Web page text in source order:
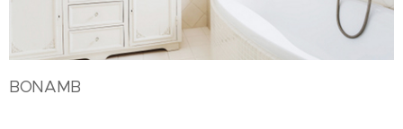
BONAMB